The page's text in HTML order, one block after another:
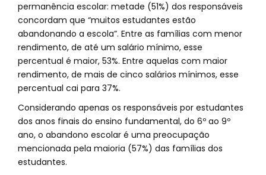
permanência escolar: metade (51%) dos responsáveis
concordam que “muitos estudantes estão
abandonando a escola”. Entre as famílias com menor
rendimento, de até um salário mínimo, esse
percentual é maior, 53%. Entre aquelas com maior
rendimento, de mais de cinco salários mínimos, esse
percentual cai para 37%.
Considerando apenas os responsáveis por estudantes
dos anos finais do ensino fundamental, do 6º ao 9º
ano, o abandono escolar é uma preocupação
mencionada pela maioria (57%) das famílias dos
estudantes.